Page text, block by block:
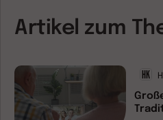
Artikel zum